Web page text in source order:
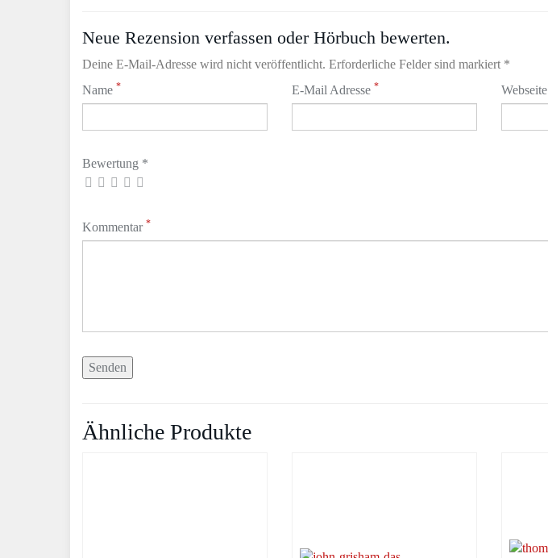
Neue Rezension verfassen oder Hörbuch bewerten.
Deine E-Mail-Adresse wird nicht veröffentlicht. Erforderliche Felder sind markiert *
Name * E-Mail Adresse * Webseite
Bewertung *
Kommentar *
Ähnliche Produkte